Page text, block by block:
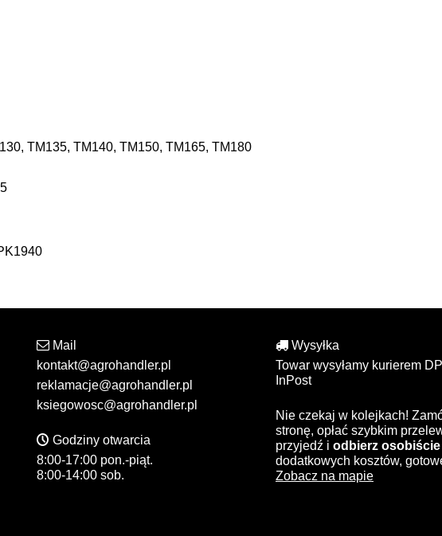
TM135, TM140, TM150, TM165, TM180
Mail
kontakt@agrohandler.pl
reklamacje@agrohandler.pl
ksiegowosc@agrohandler.pl
Godziny otwarcia
8:00-17:00 pon.-piąt.
8:00-14:00 sob.
Wysyłka
Towar wysyłamy kurierem
InPost
Nie czekaj w kolejkach!
stronę, opłać szybkim
przyjedź i odbierz osobiście
dodatkowych kosztów,
Zobacz na mapie